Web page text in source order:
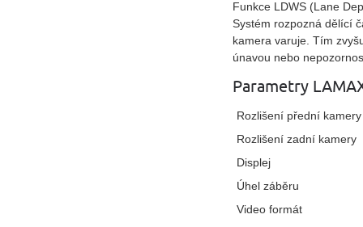
Funkce LDWS (Lane
Systém rozpozná dělící
kamera varuje. Tím
únavou nebo
Parametry
Rozlišení přední kamery
Rozlišení zadní kamery
Displej
Úhel záběru
Video formát